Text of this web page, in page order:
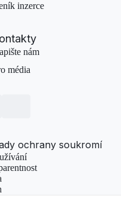
inzerce
nám
média
ochrany soukromí